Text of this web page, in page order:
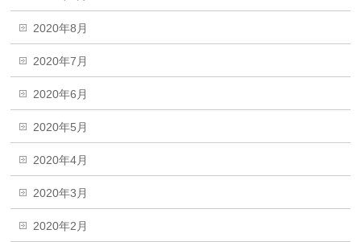
2020年8月
2020年7月
2020年6月
2020年5月
2020年4月
2020年3月
2020年2月